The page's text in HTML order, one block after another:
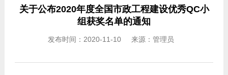
关于公布2020年度全国市政工程建设优秀QC小
组获奖名单的通知
发布时间：2020-11-10 来源：管理员